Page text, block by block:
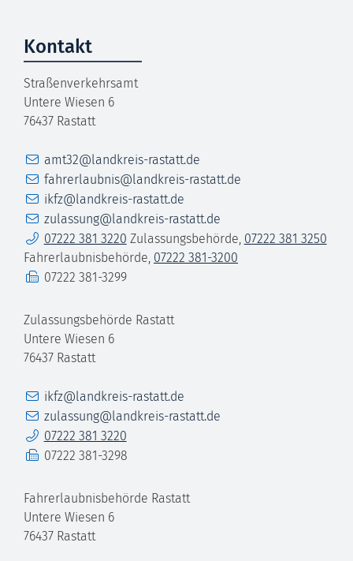
Kontakt
Straßenverkehrsamt
Untere Wiesen 6
76437 Rastatt
E-Mailamt32@landkreis-rastatt.de
E-Mailfahrerlaubnis@landkreis-rastatt.de
E-Mailikfz@landkreis-rastatt.de
E-Mailzulassung@landkreis-rastatt.de
Telefon07222 381 3220 Zulassungsbehörde 07222 381 3250
Fahrerlaubnisbehörde 07222 381-3200
Fax 07222 381-3299
Zulassungsbehörde Rastatt
Untere Wiesen 6
76437 Rastatt
E-Mailikfz@landkreis-rastatt.de
E-Mailzulassung@landkreis-rastatt.de
Telefon07222 381 3220
Fax 07222 381-3298
Fahrerlaubnisbehörde Rastatt
Untere Wiesen 6
76437 Rastatt